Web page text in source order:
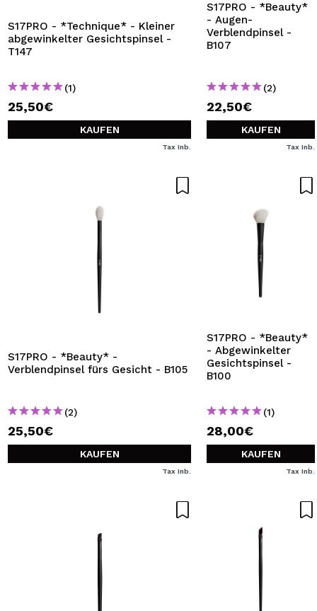
S17PRO - *Technique* - Kleiner
abgewinkelter Gesichtspinsel -
T147
(1)
25,50€
KAUFEN
Tax Inb.
S17PRO - *Beauty*
- Augen-
Verblendpinsel -
B107
(2)
22,50€
KAUFEN
Tax Inb.
S17PRO - *Beauty* -
Verblendpinsel fürs Gesicht - B105
(2)
25,50€
KAUFEN
Tax Inb.
S17PRO - *Beauty*
- Abgewinkelter
Gesichtspinsel -
B100
(1)
28,00€
KAUFEN
Tax Inb.